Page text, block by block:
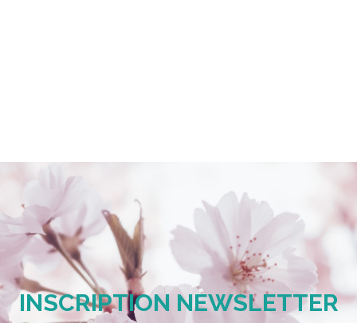
INSCRIPTION NEWSLETTER